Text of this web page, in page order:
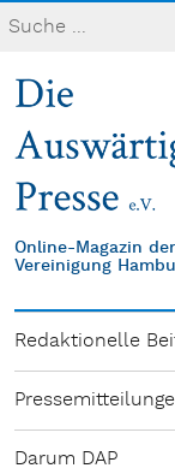
Online-Magazin
Vereinigung
Redaktionelle
Darum DAP